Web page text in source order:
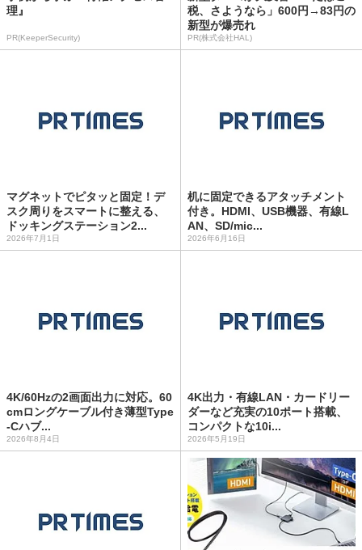
理』
PR(KeeperSecurity)
税、さようなら」600円→83円の
新型が爆売れ
PR(株式会社HAL)
マグネットでピタッと固定！デ
スク周りをスマートに整える、
ドッキングステーション2...
2026年7月1日
机に固定できるアタッチメント
付き。HDMI、USB機器、有線L
AN、SD/mic...
2026年6月16日
4K/60Hzの2画面出力に対応。60
cmロングケーブル付き薄型Type
-Cハブ...
2026年8月4日
4K出力・有線LAN・カードリー
ダーなど充実の10ポート搭載、
コンパクトな10i...
2026年5月19日